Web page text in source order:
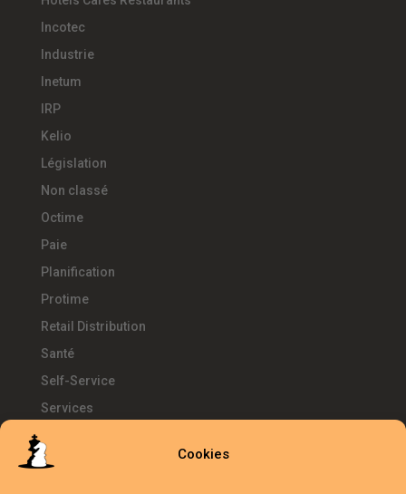
Cookies
Incotec
Industrie
Inetum
IRP
Kelio
Législation
Non classé
Octime
Paie
Planification
Protime
Retail Distribution
Santé
Self-Service
Services
Télétravail